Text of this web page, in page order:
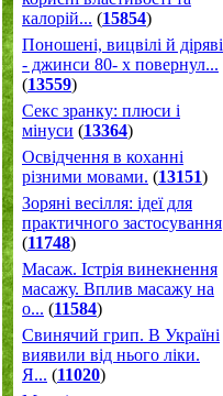
калорій... (15854)
Поношені, вицвілі й діряві
- джинси 80- х повернул...
(13559)
Секс зранку: плюси і
мінуси (13364)
Освідчення в коханні
різними мовами. (13151)
Зоряні весілля: ідеї для
практичного застосування
(11748)
Масаж. Істрія винекнення
масажу. Вплив масажу на
о... (11584)
Свинячий грип. В Україні
виявили від нього ліки.
Я... (11020)